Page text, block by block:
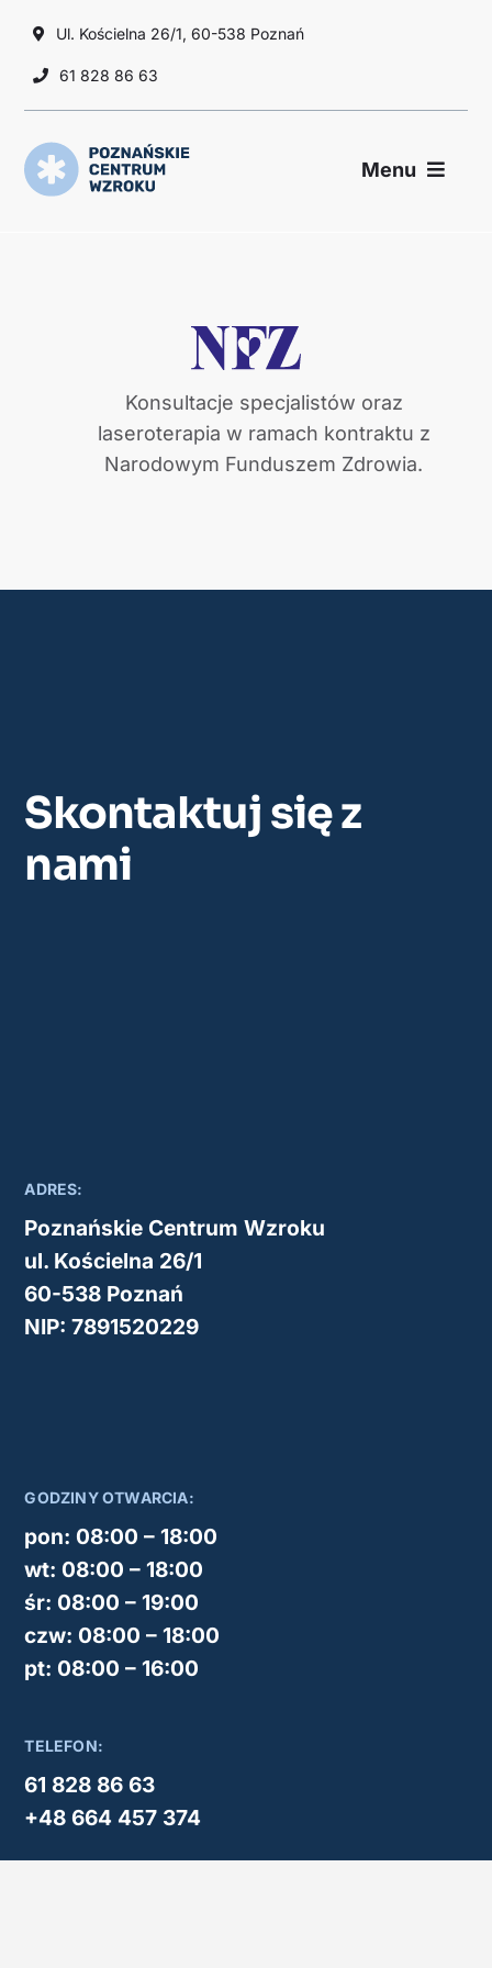
zawartości
Ul. Kościelna 26/1, 60-538 Poznań
61 828 86 63
Menu
Konsultacje specjalistów oraz
laseroterapia w ramach kontraktu z
Narodowym Funduszem Zdrowia.
Skontaktuj się z
nami
ADRES:
Poznańskie Centrum Wzroku
ul. Kościelna 26/1
60-538 Poznań
NIP: 7891520229
GODZINY OTWARCIA:
pon: 08:00 – 18:00
wt: 08:00 – 18:00
śr: 08:00 – 19:00
czw: 08:00 – 18:00
pt: 08:00 – 16:00
TELEFON:
61 828 86 63
+48 664 457 374